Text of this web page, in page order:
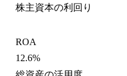
株主資本の利回り
ROA
12.6%